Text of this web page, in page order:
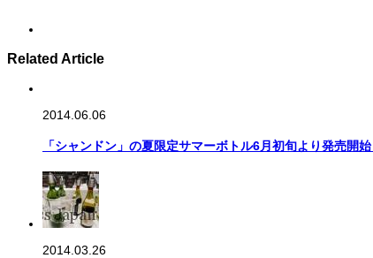
Related Article
2014.06.06
「シャンドン」の夏限定サマーボトル6月初旬より発売
2014.03.26